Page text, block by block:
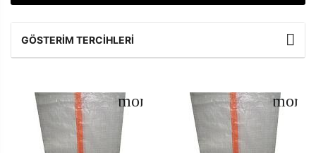
GÖSTERIM TERCIHLERI